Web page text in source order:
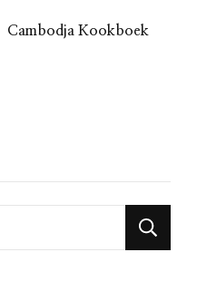
Cambodja Kookboek